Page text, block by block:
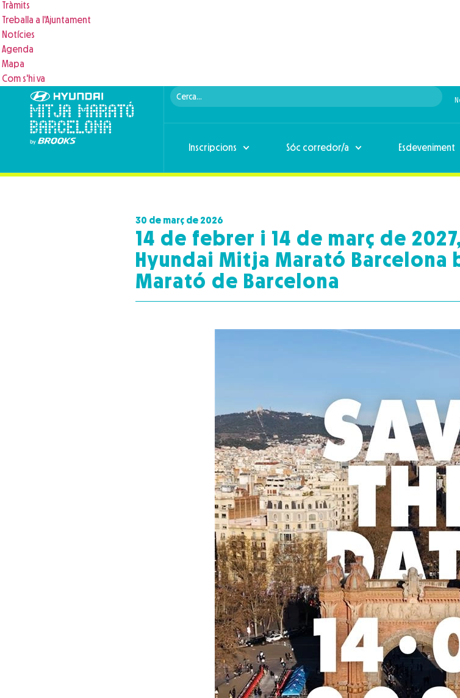
Tràmits
Treballa a l'Ajuntament
Notícies
Agenda
Mapa
Com s'hi va
Inscripcions Sóc corredor/a Esdeveniment
30 de març de 2026
14 de febrer i 14 de març de
Hyundai Mitja Marató Barcelona
Marató de Barcelona